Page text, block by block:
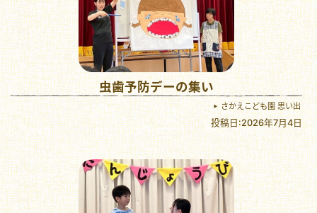
虫歯予防デーの集い
さかえこども園 思い出
投稿日:2026年7月4日